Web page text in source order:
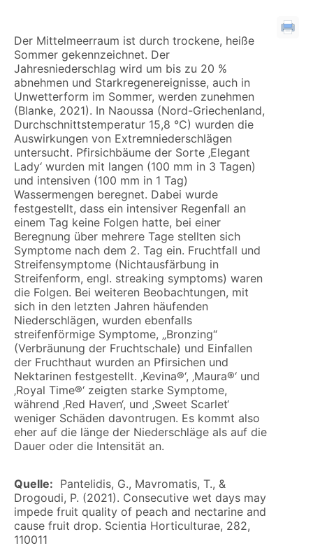
Der Mittelmeerraum ist durch trockene, heiße
Sommer gekennzeichnet. Der
Jahresniederschlag wird um bis zu 20 %
abnehmen und Starkregenereignisse, auch in
Unwetterform im Sommer, werden zunehmen
(Blanke, 2021). In Naoussa (Nord-Griechenland,
Durchschnittstemperatur 15,8 °C) wurden die
Auswirkungen von Extremniederschlägen
untersucht. Pfirsichbäume der Sorte ‚Elegant
Lady‘ wurden mit langen (100 mm in 3 Tagen)
und intensiven (100 mm in 1 Tag)
Wassermengen beregnet. Dabei wurde
festgestellt, dass ein intensiver Regenfall an
einem Tag keine Folgen hatte, bei einer
Beregnung über mehrere Tage stellten sich
Symptome nach dem 2. Tag ein. Fruchtfall und
Streifensymptome (Nichtausfärbung in
Streifenform, engl. streaking symptoms) waren
die Folgen. Bei weiteren Beobachtungen, mit
sich in den letzten Jahren häufenden
Niederschlägen, wurden ebenfalls
streifenförmige Symptome, „Bronzing“
(Verbräunung der Fruchtschale) und Einfallen
der Fruchthaut wurden an Pfirsichen und
Nektarinen festgestellt. ‚Kevina®‘, ‚Maura®‘ und
‚Royal Time®‘ zeigten starke Symptome,
während ‚Red Haven‘, und ‚Sweet Scarlet‘
weniger Schäden davontrugen. Es kommt also
eher auf die länge der Niederschläge als auf die
Dauer oder die Intensität an.
Quelle: Pantelidis, G., Mavromatis, T., &
Drogoudi, P. (2021). Consecutive wet days may
impede fruit quality of peach and nectarine and
cause fruit drop. Scientia Horticulturae, 282,
110011